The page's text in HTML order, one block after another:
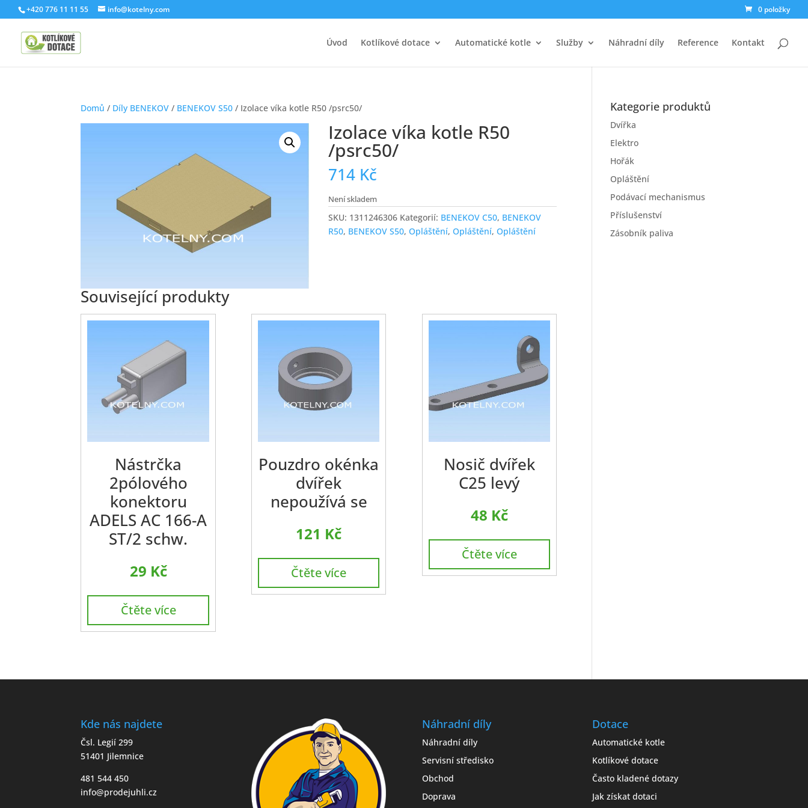
+420 776 11 11 55 info@kotelny.com 0 položky
Úvod Kotlíkové dotace Automatické kotle Služby Náhradní díly Reference Kontakt
Domů / Díly BENEKOV / BENEKOV S50 / Izolace víka kotle R50 /psrc50/
Izolace víka kotle R50
/psrc50/
714 Kč
Není skladem
SKU: 1311246306 Kategorií: BENEKOV C50, BENEKOV
R50, BENEKOV S50,Opláštění,Opláštění,Opláštění
Související produkty
Nástrčka
2pólového
konektoru
ADELS AC 166-A
ST/2 schw.
29 Kč
Čtěte více
Pouzdro okénka
dvířek
nepoužívá se
121 Kč
Čtěte více
Nosič dvířek
C25 levý
48 Kč
Čtěte více
Kategorie produktů
Dvířka
Elektro
Hořák
Opláštění
Podávací mechanismus
Příslušenství
Zásobník paliva
Kde nás najdete
Čsl. Legií 299
51401 Jilemnice
481 544 450
info@prodejuhli.cz
Náhradní díly
Náhradní díly
Servisní středisko
Obchod
Doprava
Dotace
Automatické kotle
Kotlíkové dotace
Často kladené dotazy
Jak získat dotaci